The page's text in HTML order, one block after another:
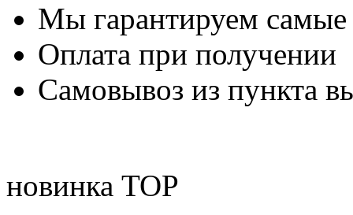
Мы гарантируем
Оплата при получении
Самовывоз из пункта
новинка TOP